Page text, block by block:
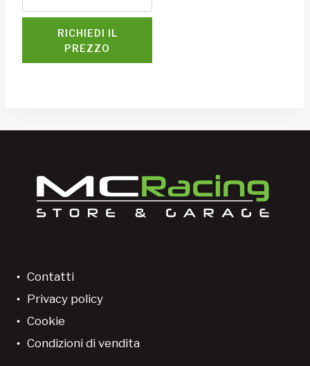
RICHIEDI IL
PREZZO
Contatti
Privacy policy
Cookie
Condizioni di vendita